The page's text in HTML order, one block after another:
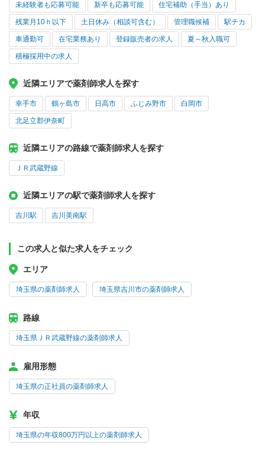
未経験者も応募可能 新卒も応募可能 住宅補助（手当）あり
残業月10ｈ以下 土日休み（相談可含む） 管理職候補 駅チカ
車通勤可 在宅業務あり 登録販売者の求人 夏～秋入職可
積極採用中の求人
近隣エリアで薬剤師求人を探す
幸手市 鶴ヶ島市 日高市 ふじみ野市 白岡市
北足立郡伊奈町
近隣エリアの路線で薬剤師求人を探す
ＪＲ武蔵野線
近隣エリアの駅で薬剤師求人を探す
吉川駅 吉川美南駅
この求人と似た求人をチェック
エリア
埼玉県の薬剤師求人 埼玉県吉川市の薬剤師求人
路線
埼玉県ＪＲ武蔵野線の薬剤師求人
雇用形態
埼玉県の正社員の薬剤師求人
年収
埼玉県の年収800万円以上の薬剤師求人